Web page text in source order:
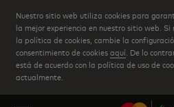
Skip
to
main
content
Nuestro sitio web utiliza cookies para
la mejor experiencia en nuestro sitio web. Si
la política de cookies, cambie la
consentimiento de cookiesaquí . De lo
está de acuerdo con la política de uso de
actualmente.